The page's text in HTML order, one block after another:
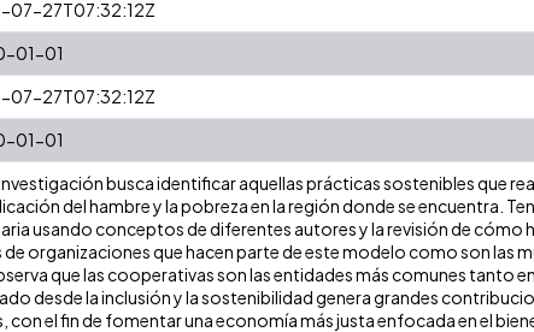
07-27T07:32:12Z
01-01
07-27T07:32:12Z
01-01
busca identificar aquellas prácticas sostenibles que
del hambre y la pobreza en la región donde se encuentra.
usando conceptos de diferentes autores y la revisión de cómo
organizaciones que hacen parte de este modelo como son las
que las cooperativas son las entidades más comunes tanto
desde la inclusión y la sostenibilidad genera grandes
con el fin de fomentar una economía más justa enfocada en el